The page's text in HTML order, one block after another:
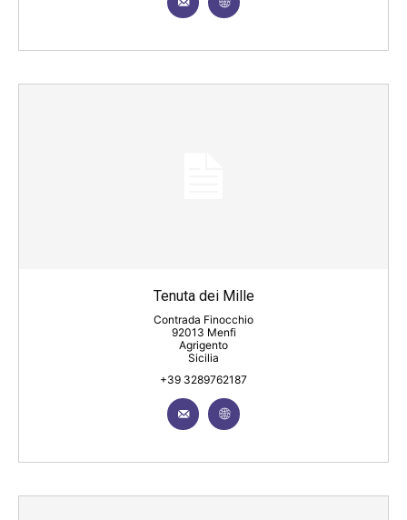
Tenuta dei Mille
Contrada Finocchio
92013 Menfi
Agrigento
Sicilia
+39 3289762187